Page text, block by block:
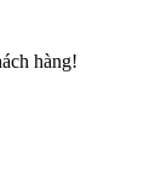
hàng!